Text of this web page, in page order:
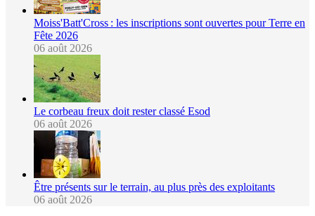
Moiss'Batt'Cross : les inscriptions sont ouvertes pour Terre en
Fête 2026
06 août 2026
Le corbeau freux doit rester classé Esod
06 août 2026
Être présents sur le terrain, au plus près des exploitants
06 août 2026